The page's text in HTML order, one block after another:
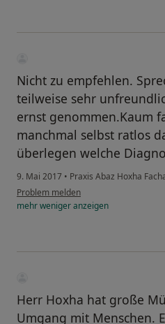
Nicht zu empfehlen.
teilweise sehr
ernst genommen.Kaum
manchmal selbst ratlos
überlegen welche
9. Mai 2017 • Praxis Abaz Hoxha
Problem melden
mehrwenigeranzeigen
Herr Hoxha hat große
Umgang mit Menschen.